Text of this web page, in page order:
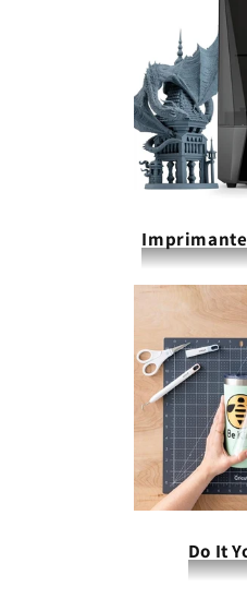
Do It